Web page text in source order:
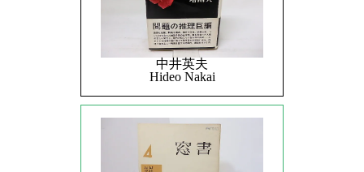
中井英夫
Hideo Nakai